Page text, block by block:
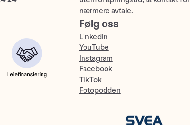
nærmere avtale.
Følg oss
LinkedIn
YouTube
Instagram
Facebook
TikTok
Fotopodden